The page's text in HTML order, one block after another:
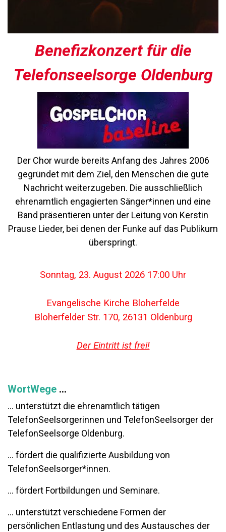
Benefizkonzert für die
Telefonseelsorge Oldenburg
Der Chor wurde bereits Anfang des Jahres 2006
gegründet mit dem Ziel, den Menschen die gute
Nachricht weiterzugeben. Die ausschließlich
ehrenamtlich engagierten Sänger*innen und eine
Band präsentieren unter der Leitung von Kerstin
Prause Lieder, bei denen der Funke auf das Publikum
überspringt.
Sonntag, 23. August 2026 17:00 Uhr
Evangelische Kirche Bloherfelde
Bloherfelder Str. 170, 26131 Oldenburg
Der Eintritt ist frei!
WortWege ...
... unterstützt die ehrenamtlich tätigen
TelefonSeelsorgerinnen und TelefonSeelsorger der
TelefonSeelsorge Oldenburg.
... fördert die qualifizierte Ausbildung von
TelefonSeelsorger*innen.
... fördert Fortbildungen und Seminare.
... unterstützt verschiedene Formen der
persönlichen Entlastung und des Austausches der